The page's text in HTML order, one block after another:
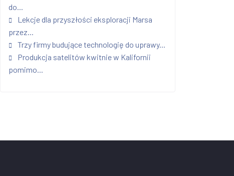
do...
Lekcje dla przyszłości eksploracji Marsa
przez...
Trzy firmy budujące technologię do uprawy...
Produkcja satelitów kwitnie w Kalifornii
pomimo...